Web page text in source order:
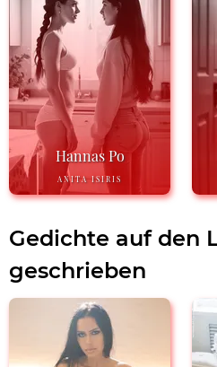
Hannas Po
ANITA ISIRIS
Gedichte auf den
geschrieben